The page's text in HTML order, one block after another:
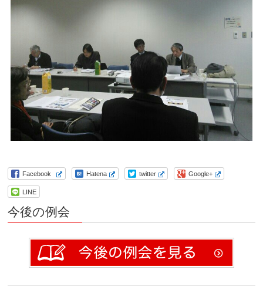
Facebook Hatena twitter Google+
LINE
今後の例会